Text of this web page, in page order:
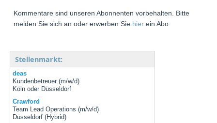
Kommentare sind unseren Abonnenten vorbehalten. Bitte
melden Sie sich an oder erwerben Sie hier ein Abo
Stellenmarkt:
deas
Kundenbetreuer (m/w/d)
Köln oder Düsseldorf
Crawford
Team Lead Operations (m/w/d)
Düsseldorf (Hybrid)